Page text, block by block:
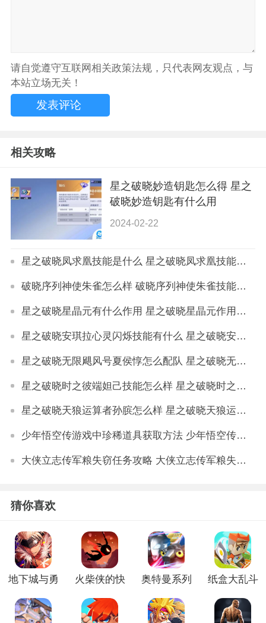
请自觉遵守互联网相关政策法规，只代表网友观点，与
本站立场无关！
相关攻略
星之破晓妙造钥匙怎么得 星之
破晓妙造钥匙有什么用
2024-02-22
星之破晓凤求凰技能是什么 星之破晓凤求凰技能详解
破晓序列神使朱雀怎么样 破晓序列神使朱雀技能介绍
星之破晓星晶元有什么作用 星之破晓星晶元作用详解
星之破晓安琪拉心灵闪烁技能有什么 星之破晓安琪拉心灵闪烁技能详解
星之破晓无限飓风号夏侯惇怎么配队 星之破晓无限飓风号夏侯惇配队阵容详解
星之破晓时之彼端妲己技能怎么样 星之破晓时之彼端妲己技能介绍
星之破晓天狼运算者孙膑怎么样 星之破晓天狼运算者孙膑技能详解
少年悟空传游戏中珍稀道具获取方法 少年悟空传游戏珍稀道具如何获取
大侠立志传军粮失窃任务攻略 大侠立志传军粮失窃任务如何做
猜你喜欢
地下城与勇
正版
火柴侠的快
版
奥特曼系列
纸盒大乱斗